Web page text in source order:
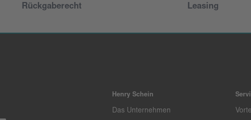
Rückgaberecht
Leasing
Henry Schein
Das Unternehmen